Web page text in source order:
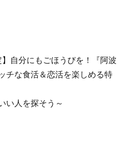
自分にもごほうびを！『阿波
チな食活＆恋活を楽しめる特
い人を探そう～